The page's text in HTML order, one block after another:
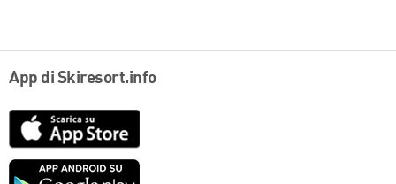
App di Skiresort.info
Google